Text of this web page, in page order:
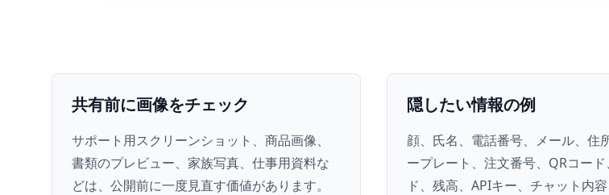
共有前に画像をチェック
サポート用スクリーンショット、商品画像、
書類のプレビュー、家族写真、仕事用資料な
どは、公開前に一度見直す価値があります。
隠したい情報の例
顔、氏名、電話番号、メール、住
ープレート、注文番号、QRコー
ド、残高、APIキー、チャット内